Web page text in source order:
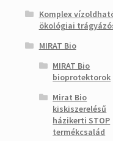
Komplex
ökológiai
MIRAT Bio
MIRAT Bio
bioprotektorok
Mirat Bio
kiskiszerelésű
házikerti STOP
termékcsalád